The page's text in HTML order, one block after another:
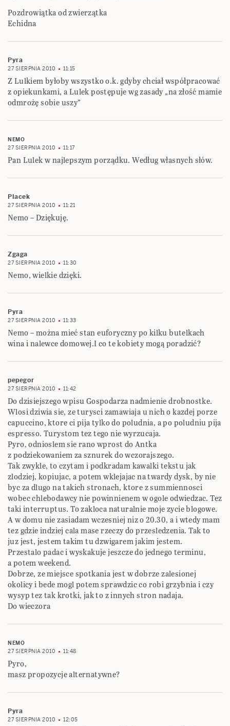
Pozdrowiątka od zwierzątka
Echidna
Pyra
27 SIERPNIA 2010 11:15
Z Lulkiem byłoby wszystko o.k. gdyby chciał współpracować
z opiekunkami, a Lulek postępuje wg zasady „na złość mamie
odmrożę sobie uszy”
NEMO
27 SIERPNIA 2010
11:17
Pan Lulek w najlepszym porządku. Według własnych słów.
Placek
27 SIERPNIA 2010 11:21
Nemo – Dziękuję.
Zgaga
27 SIERPNIA 2010 11:30
Nemo, wielkie dzięki.
Pyra
27 SIERPNIA 2010 11:33
Nemo – można mieć stan euforyczny po kilku butelkach
wina i nalewce domowej.I co te kobiety mogą poradzić?
pepegor
27 SIERPNIA 2010 11:42
Do dzisiejszego wpisu Gospodarza nadmienie drobnostke.
Wlosi dziwia sie, ze turysci zamawiaja u nich o kazdej porze
capuccino, ktore ci pija tylko do poludnia, a po poludniu pija
espresso. Turystom tez tego nie wyrzucaja.
Pyro, odnioslem sie rano wprost do Antka
z podziekowaniem za sznurek do wczorajszego.
Tak zwykle, to czytam i podkradam kawalki tekstu jak
zlodziej, kopiujac, a potem wklejajac na twardy dysk, by nie
byc za dlugo na takich stronach, ktore z summiennosci
wobec chlebodawcy nie powinnienem w ogole odwiedzac. Tez
taki interruptus. To zakloca naturalnie moje zycie blogowe.
A w domu nie zasiadam wczesniej niz o 20.30, a i wtedy mam
tez gdzie indziej cala mase rzeczy do przesledzenia. Tak to
juz jest, jestem takim tu dzwigarem jakim jestem.
Przestalo padac i wyskakuje jeszcze do jednego terminu,
a potem weekend.
Dobrze, ze miejsce spotkania jest w dobrze zalesionej
okolicy i bede mogl potem sprawdzic co robi grzybnia i czy
wysyp tez tak krotki, jak to z innych stron nadaja.
Do wieczora
NEMO
27 SIERPNIA 2010
11:48
Pyro,
masz propozycje alternatywne?
Pyra
27 SIERPNIA 2010 12:05